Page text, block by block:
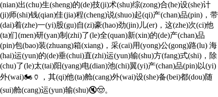
(nian)出(chu)生(sheng)的(de)技(ji)术(shu)综(zong)合(he)设(she)计
(ji)师(shi)钱(qian)佳(jia)程(cheng)说(shuo)起(qi)产(chan)品(pin)，带
(dai)着(zhe)一(yi)股(gu)自(zi)豪(hao)劲(jin)儿(er)，这(zhe)次(ci)他
(ta)们(men)研(yan)制(zhi)了(le)全(quan)新(xin)的(de)产(chan)品
(pin)包(bao)装(zhuang)箱(xiang)，采(cai)用(yong)公(gong)路(lu) 海
(hai)运(yun)的(de)垂(chui)直(zhi)运(yun)输(shu)方(fang)式(shi)，除
(chu)了(le)太(tai)阳(yang)电(dian)池(chi)翼(yi)产(chan)品(pin)以(yi)
外(wai)🏍🏺，其(qi)他(ta)舱(cang)外(wai)设(she)备(bei)都(dou)随
(sui)舱(cang)运(yun)输(shu)🔇🤠。